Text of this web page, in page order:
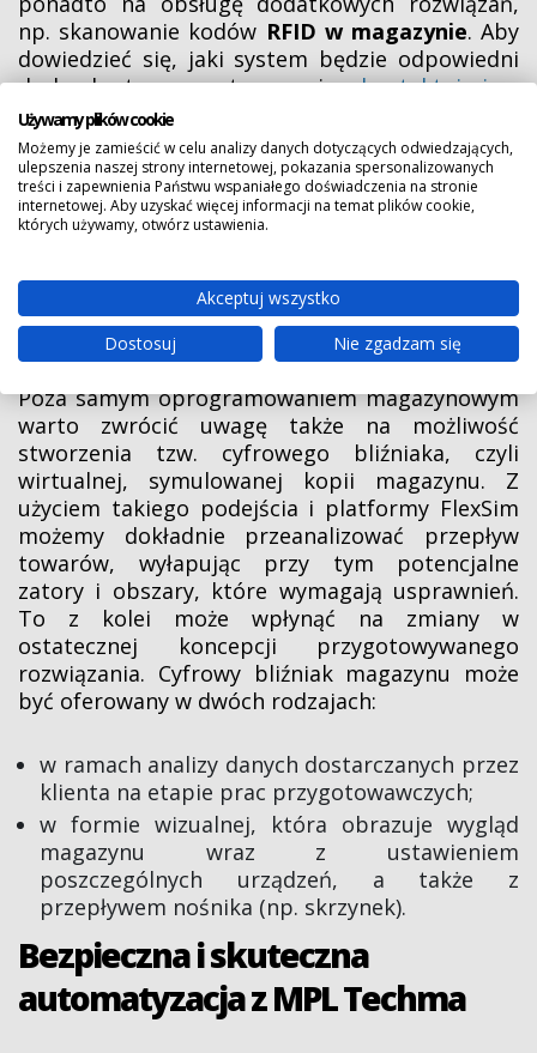
np. skanowanie kodów RFID w magazynie. Aby
dowiedzieć się, jaki system będzie odpowiedni
do konkretnego zastosowania,skontaktuj się z
naszymi ekspertami
możliwości poszczególnych rozwiązań
sprzętowych i software’owych.
Cyfrowy bliźniak – optymalizacja
projektu magazynu na
wczesnym etapie
Poza samym oprogramowaniem magazynowym
warto zwrócić uwagę także na możliwość
stworzenia tzw. cyfrowego bliźniaka, czyli
wirtualnej, symulowanej kopii magazynu. Z
użyciem takiego podejścia i platformy FlexSim
możemy dokładnie przeanalizować przepływ
towarów, wyłapując przy tym potencjalne
zatory i obszary, które wymagają usprawnień.
To z kolei może wpłynąć na zmiany w
ostatecznej koncepcji przygotowywanego
rozwiązania. Cyfrowy bliźniak magazynu może
być oferowany w dwóch rodzajach:
w ramach analizy danych dostarczanych przez
klienta na etapie prac przygotowawczych;
w formie wizualnej, która obrazuje wygląd
magazynu wraz z ustawieniem
poszczególnych urządzeń, a także z
przepływem nośnika (np. skrzynek).
Bezpieczna i skuteczna
automatyzacja z MPL Techma
Używamy plików cookie
Możemy je zamieścić w celu analizy danych dotyczących odwiedzających,
ulepszenia naszej strony internetowej, pokazania spersonalizowanych
treści i zapewnienia Państwu wspaniałego doświadczenia na stronie
internetowej. Aby uzyskać więcej informacji na temat plików cookie,
których używamy, otwórz ustawienia.
Akceptuj wszystko
Dostosuj
Nie zgadzam się